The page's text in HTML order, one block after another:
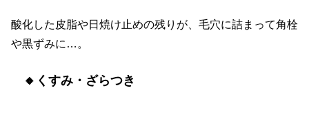
酸化した皮脂や日焼け止めの残りが、毛穴に詰まって角栓
や黒ずみに…。
🔸くすみ・ざらつき